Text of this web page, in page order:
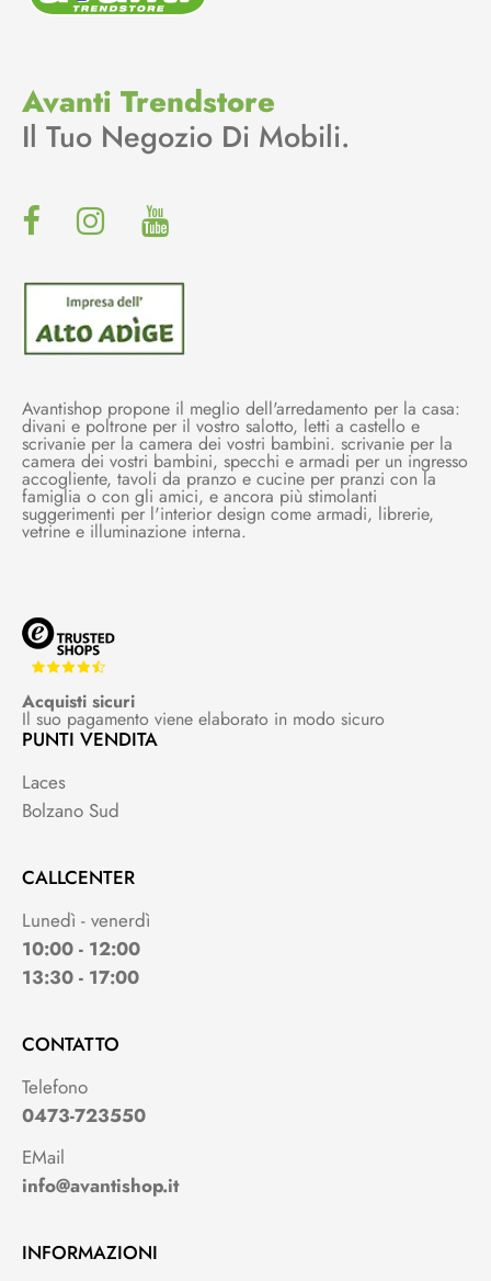
Avanti Trendstore
Il Tuo Negozio Di Mobili.
Avantishop propone il meglio dell'arredamento per la casa:
divani e poltrone per il vostro salotto, letti a castello e
scrivanie per la camera dei vostri bambini. scrivanie per la
camera dei vostri bambini, specchi e armadi per un ingresso
accogliente, tavoli da pranzo e cucine per pranzi con la
famiglia o con gli amici, e ancora più stimolanti
suggerimenti per l'interior design come armadi, librerie,
vetrine e illuminazione interna.
Acquisti sicuri
Il suo pagamento viene elaborato in modo sicuro
PUNTI VENDITA
Laces
Bolzano Sud
CALLCENTER
Lunedì - venerdì
10:00 - 12:00
13:30 - 17:00
CONTATTO
Telefono
0473-723550
EMail
info@avantishop.it
INFORMAZIONI